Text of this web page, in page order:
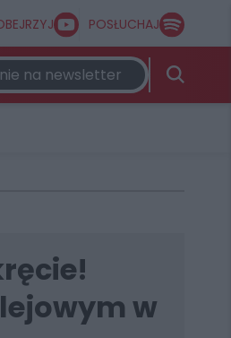
POSŁUCHAJ
na newsletter
w